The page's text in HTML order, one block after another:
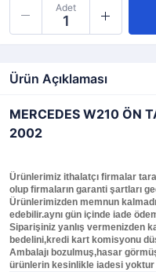
Adet
Ürün Açıklaması
MERCEDES W210 ÖN
2002
Ürünlerimiz ithalatçı firmalar
olup firmaların garanti şartları
Ürünlerimizden memnun
edebilir.aynı gün içinde iade
Siparişiniz yanlış vermenizden
bedelini,kredi kart komisyonu
Ambalajı bozulmuş,hasar
ürünlerin kesinlikle iadesi yoktur